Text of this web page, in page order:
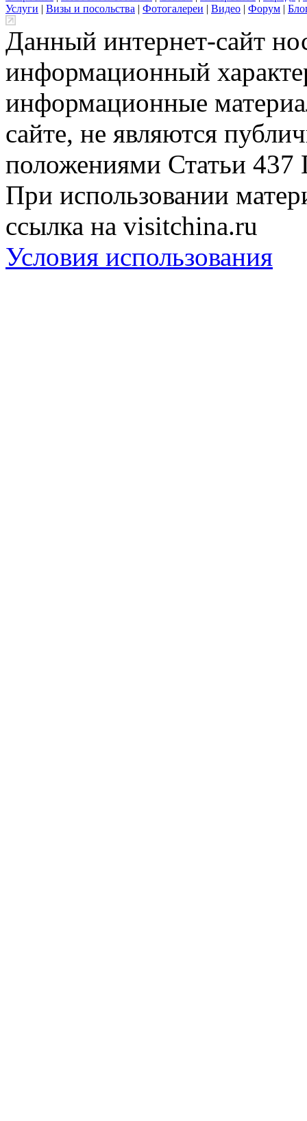
Услуги | Визы и посольства | Фотогалереи | Видео | Форум |
Данный интернет-сайт
информационный
информационные
сайте, не являются
положениями Статьи 437
При использовании
ссылка на visitchina.ru
Условия использования